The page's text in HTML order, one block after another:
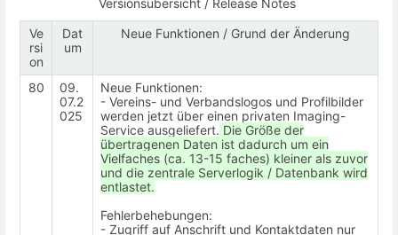
Ve
rsi
on
Dat
um
Neue Funktionen / Grund der Änderung
80
09.
07.2
025
Neue Funktionen:
- Vereins- und Verbandslogos und Profilbilder
werden jetzt über einen privaten Imaging-
Service ausgeliefert. Die Größe der
übertragenen Daten ist dadurch um ein
Vielfaches (ca. 13-15 faches) kleiner als zuvor
und die zentrale Serverlogik / Datenbank wird
entlastet.
Fehlerbehebungen:
- Zugriff auf Anschrift und Kontaktdaten nur